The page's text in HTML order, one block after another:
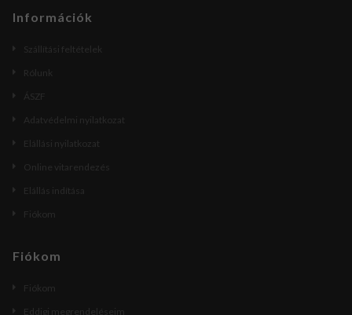
Információk
Szállítási feltételek
Rólunk
ÁSZF
Adatvédelmi nyilatkozat
Elállási nyilatkozat
Online vitarendezés
Elállás indítása
Fiókom
Fiókom
Fiókom
Eddigi megrendeléseim